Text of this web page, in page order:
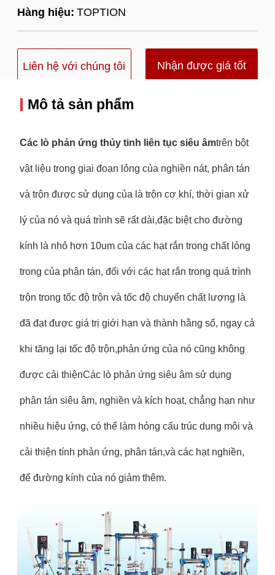
Hàng hiệu: TOPTION
Liên hệ với chúng tôi Nhận được giá tốt
Mô tả sản phẩm
Các lò phản ứng thủy tinh liên tục siêu âmtrên bột
vật liệu trong giai đoạn lỏng của nghiền nát, phân tán
và trộn được sử dụng của là trộn cơ khí, thời gian xử
lý của nó và quá trình sẽ rất dài,đặc biệt cho đường
kính là nhỏ hơn 10um của các hạt rắn trong chất lỏng
trong của phân tán, đối với các hạt rắn trong quá trình
trộn trong tốc độ trộn và tốc độ chuyển chất lượng là
đã đạt được giá trị giới hạn và thành hằng số, ngay cả
khi tăng lại tốc độ trộn,phản ứng của nó cũng không
được cải thiệnCác lò phản ứng siêu âm sử dụng
phân tán siêu âm, nghiền và kích hoạt, chẳng hạn như
nhiều hiệu ứng, có thể làm hỏng cấu trúc dung môi và
cải thiện tính phản ứng, phân tán,và các hạt nghiền,
để đường kính của nó giảm thêm.